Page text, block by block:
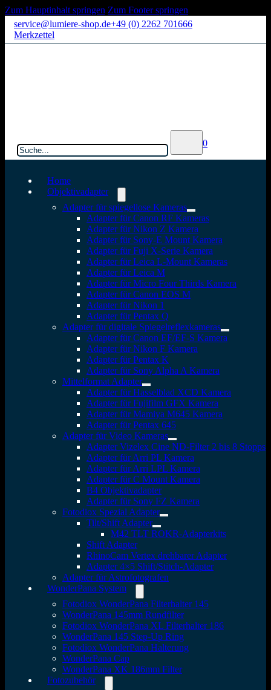
Zum Hauptinhalt springen Zum Footer springen
service@lumiere-shop.de+49 (0) 2262 701666
Merkzettel
0
Home
Objektivadapter
Adapter für spiegellose Kameras
Adapter für Canon RF Kameras
Adapter für Nikon Z Kamera
Adapter für Sony-E Mount Kamera
Adapter für Fuji X-Serie Kamera
Adapter für Leica L-Mount Kameras
Adapter für Leica M
Adapter für Micro Four Thirds Kamera
Adapter für Canon EOS M
Adapter für Nikon 1
Adapter für Pentax Q
Adapter für digitale Spiegelreflexkameras
Adapter für Canon EF/EF-S Kamera
Adapter für Nikon F Kamera
Adapter für Pentax K
Adapter für Sony Alpha A Kamera
Mittelformat Adapter
Adapter für Hasselblad XCD Kamera
Adapter für Fujifilm GFX Kamera
Adapter für Mamiya M645 Kamera
Adapter für Pentax 645
Adapter für Video Kameras
Adapter Vizelex Cine ND-Filter 2 bis 8 Stopps
Adapter für Arri PL Kamera
Adapter für Arri LPL Kamera
Adapter für C Mount Kamera
B4 Objektivadapter
Adapter für Sony FZ Kamera
Fotodiox Spezial Adapter
Tilt/Shift Adapter
M42 TLT ROKR-Adapterkits
Shift Adapter
RhinoCam Vertex drehbarer Adapter
Adapter 4×5 Shift/Stitch-Adapter
Adapter für Astrofotografen
WonderPana System
Fotodiox WonderPana Filterhalter 145
WonderPana 145mm Rundfilter
Fotodiox WonderPana XL Filterhalter 186
WonderPana 145 Step-Up Ring
Fotodiox WonderPana Halterung
WonderPana Cap
WonderPana XK 186mm Filter
Fotozubehör